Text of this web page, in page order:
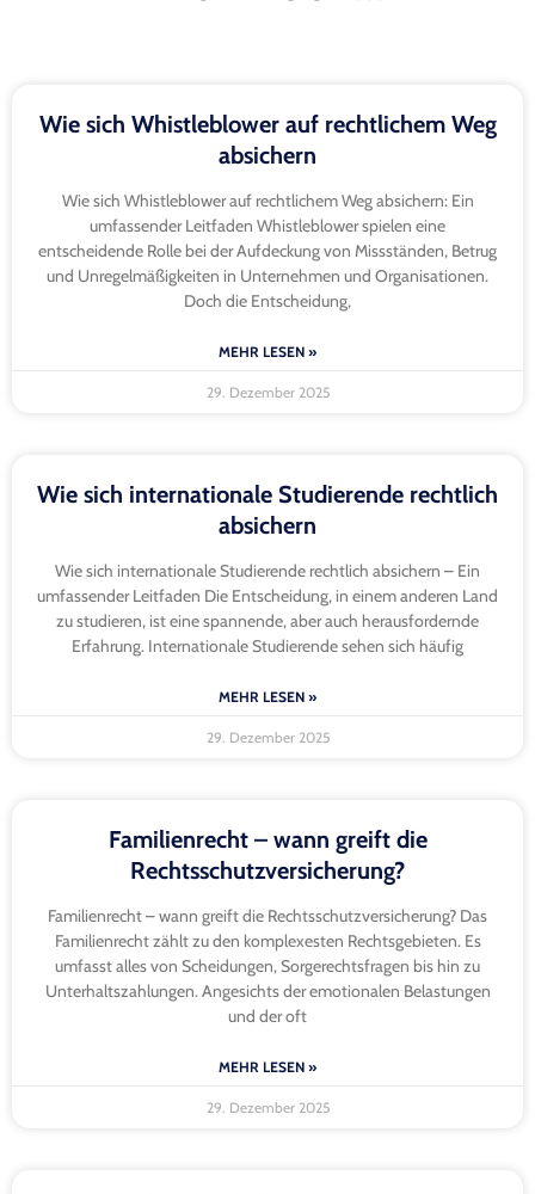
Wie sich Whistleblower auf rechtlichem Weg
absichern
Wie sich Whistleblower auf rechtlichem Weg absichern: Ein
umfassender Leitfaden Whistleblower spielen eine
entscheidende Rolle bei der Aufdeckung von Missständen, Betrug
und Unregelmäßigkeiten in Unternehmen und Organisationen.
Doch die Entscheidung,
MEHR LESEN »
29. Dezember 2025
Wie sich internationale Studierende rechtlich
absichern
Wie sich internationale Studierende rechtlich absichern – Ein
umfassender Leitfaden Die Entscheidung, in einem anderen Land
zu studieren, ist eine spannende, aber auch herausfordernde
Erfahrung. Internationale Studierende sehen sich häufig
MEHR LESEN »
29. Dezember 2025
Familienrecht – wann greift die
Rechtsschutzversicherung?
Familienrecht – wann greift die Rechtsschutzversicherung? Das
Familienrecht zählt zu den komplexesten Rechtsgebieten. Es
umfasst alles von Scheidungen, Sorgerechtsfragen bis hin zu
Unterhaltszahlungen. Angesichts der emotionalen Belastungen
und der oft
MEHR LESEN »
29. Dezember 2025